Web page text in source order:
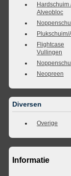
Hardschuim
Alveobloc
Plukschuim/
Flightcase
Vullingen
Neopreen
Diversen
Overige
Informatie